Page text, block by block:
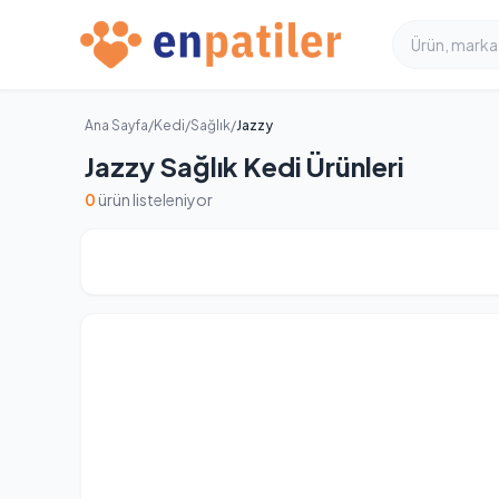
Ana Sayfa/Kedi/Sağlık/Jazzy
Jazzy Sağlık Kedi Ürünleri
0 ürün listeleniyor